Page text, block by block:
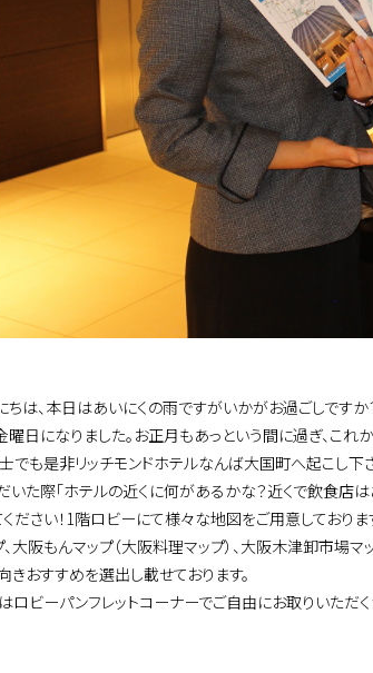
ちは、本日はあいにくの雨ですがいかがお過ごしですか
日になりました。お正月もあっという間に過ぎ、これ
でも是非リッチモンドホテルなんば大国町へ起こし下さ
いた際「ホテルの近くに何があるかな？近くで飲食店
ください！1階ロビーにて様々な地図をご用意しており
、大阪もんマップ（大阪料理マップ）、大阪木津卸市場
きおすすめを選出し載せております。
ロビーパンフレットコーナーでご自由にお取りいただ